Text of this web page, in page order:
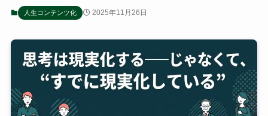
人生コンテンツ化 2025年11月26日